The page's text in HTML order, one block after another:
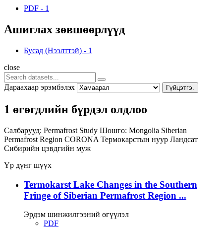
PDF - 1
Ашиглах зөвшөөрлүүд
Бусад (Нээлттэй) - 1
close
Дараахаар эрэмбэлэх Гүйцэтгэ.
1 өгөгдлийн бүрдэл олдлоо
Салбарууд: Permafrost Study Шошго: Mongolia Siberian
Permafrost Region CORONA Термокарстын нуур Ландсат
Сибирийн цэвдгийн муж
Үр дүнг шүүх
Termokarst Lake Changes in the Southern
Fringe of Siberian Permafrost Region ...
Эрдэм шинжилгээний өгүүлэл
PDF